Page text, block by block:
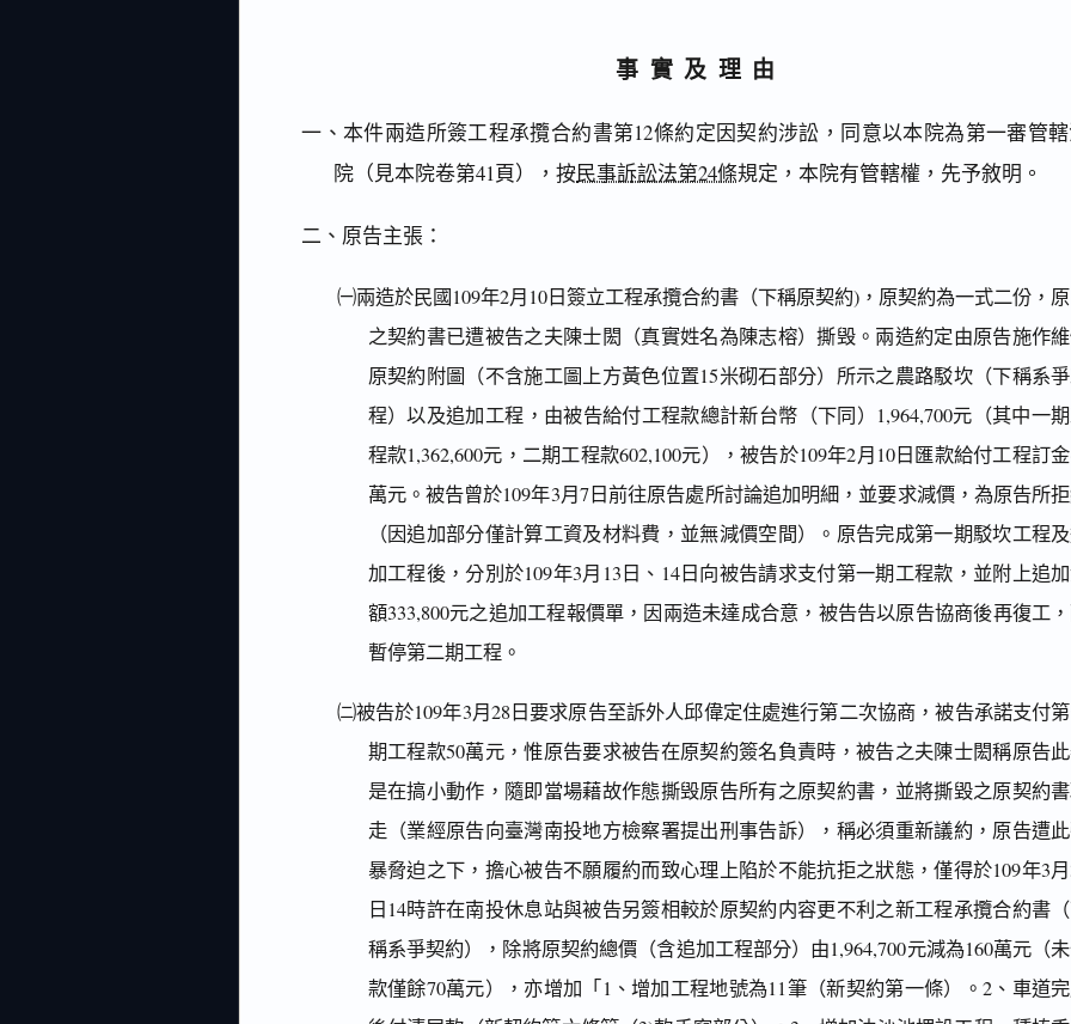
事實及理由
一、本件兩造所簽工程承攬合約書第12條約定因契約涉訟，同意以本院為第一審管
院（見本院卷第41頁），按民事訴訟法第24條規定，本院有管轄權，先予敘明。
二、原告主張：
㈠兩造於民國109年2月10日簽立工程承攬合約書（下稱原契約)，原契約為一式二份，
之契約書已遭被告之夫陳士閎（真實姓名為陳志榕）撕毁。兩造約定由原告施作
原契約附圖（不含施工圖上方黃色位置15米砌石部分）所示之農路駁坎（下稱系
程）以及追加工程，由被告給付工程款總計新台幣（下同）1,964,700元（其中一
程款1,362,600元，二期工程款602,100元），被告於109年2月10日匯款給付工程訂
萬元。被告曾於109年3月7日前往原告處所討論追加明細，並要求減價，為原告所
（因追加部分僅計算工資及材料費，並無減價空間）。原告完成第一期駁坎工程
加工程後，分別於109年3月13日、14日向被告請求支付第一期工程款，並附上追
額333,800元之追加工程報價單，因兩造未達成合意，被告告以原告協商後再復工
暫停第二期工程。
㈡被告於109年3月28日要求原告至訴外人邱偉定住處進行第二次協商，被告承諾支付
期工程款50萬元，惟原告要求被告在原契約簽名負責時，被告之夫陳士閎稱原告
是在搞小動作，隨即當場藉故作態撕毁原告所有之原契約書，並將撕毀之原契約
走（業經原告向臺灣南投地方檢察署提出刑事告訴），稱必須重新議約，原告遭
暴脅迫之下，擔心被告不願履約而致心理上陷於不能抗拒之狀態，僅得於109年3月
日14時許在南投休息站與被告另簽相較於原契約内容更不利之新工程承攬合約書
稱系爭契約），除將原契約總價（含追加工程部分）由1,964,700元減為160萬元（
款僅餘70萬元），亦增加「1、增加工程地號為11筆（新契約第一條）。2、車道